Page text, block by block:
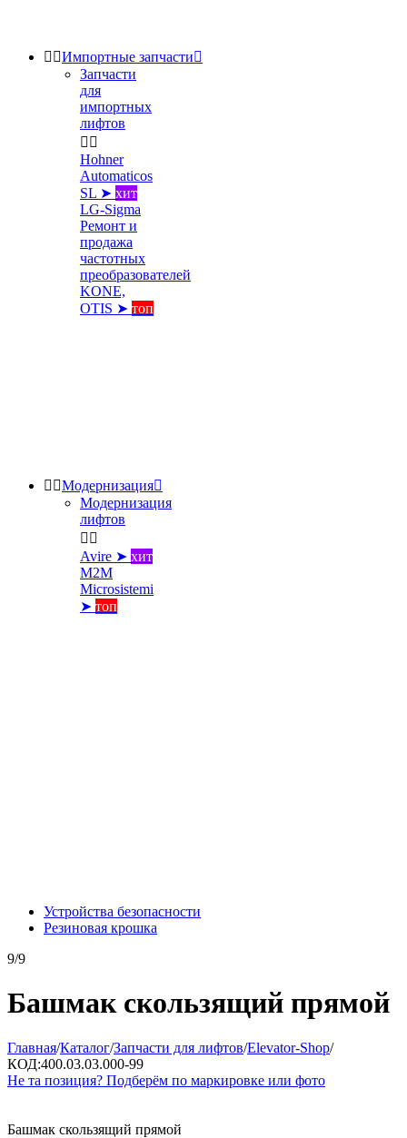
 Импортные запчасти
Запчасти
для
импортных
лифтов
 
Hohner
Automaticos
SL ➤ хит
LG-Sigma
Ремонт и
продажа
частотных
преобразователей
KONE,
OTIS ➤ топ
 Модернизация
Модернизация
лифтов
 
Avire ➤ хит
M2M
Microsistemi
➤ топ
Устройства безопасности
Резиновая крошка
9/9
Башмак скользящий прямой
Главная/Каталог/Запчасти для лифтов/Elevator-Shop/
КОД:400.03.03.000-99
Не та позиция? Подберём по маркировке или фото
Башмак скользящий прямой